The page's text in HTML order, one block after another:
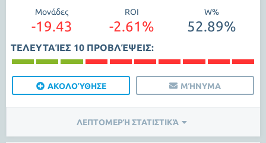
Μονάδες
-19.43
ROI
-2.61%
W%
52.89%
ΤΕΛΕΥΤΑΊΕΣ 10 ΠΡΟΒΛΈΨΕΙΣ:
ΑΚΟΛΟΎΘΗΣΕ ΜΉΝΥΜΑ
ΛΕΠΤΟΜΕΡΉ ΣΤΑΤΙΣΤΙΚΆ